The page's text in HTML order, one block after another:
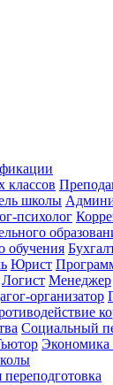
классов
школы
психолог
обучения
Юрист
Логист Менеджер
организатор
Социальный